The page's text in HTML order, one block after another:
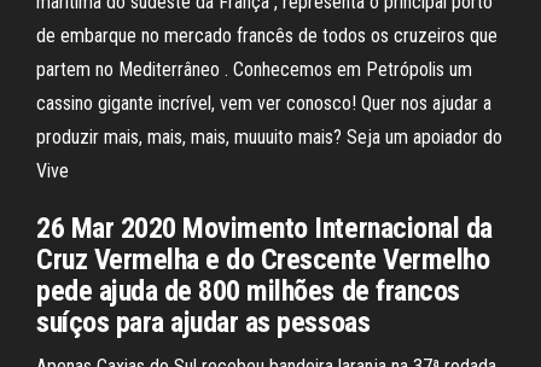
de embarque no mercado francês de todos os cruzeiros que
partem no Mediterrâneo . Conhecemos em Petrópolis um
cassino gigante incrível, vem ver conosco! Quer nos ajudar a
produzir mais, mais, mais, muuuito mais? Seja um apoiador do
Vive
26 Mar 2020 Movimento Internacional da
Cruz Vermelha e do Crescente Vermelho
pede ajuda de 800 milhões de francos
suíços para ajudar as pessoas